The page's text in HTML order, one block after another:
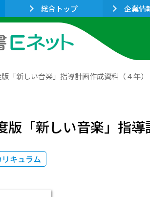
総合トップ 企業情
「新しい音楽」指導計画作成資料（４年）
版「新しい音楽」指導
リキュラム